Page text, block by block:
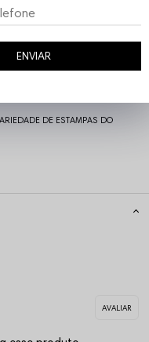
EM SUAS ESTAMPAS E
URBANA, UNDERGROUND E
BUSCANDO FUGIR DA
DE ESTAMPAS DO
ENVIAR